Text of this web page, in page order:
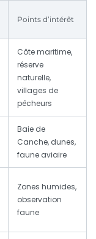
Points d’intérêt
Côte maritime,
réserve
naturelle,
villages de
pêcheurs
Baie de
Canche, dunes,
faune aviaire
Zones humides,
observation
faune